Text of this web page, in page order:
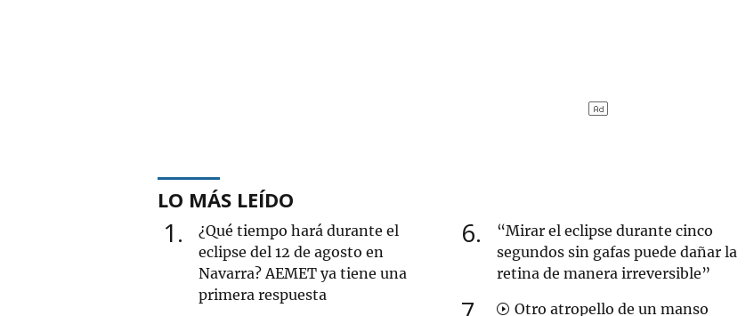
LO MÁS LEÍDO
1
¿Qué tiempo hará durante el
eclipse del 12 de agosto en
Navarra? AEMET ya tiene una
primera respuesta
6
“Mirar el eclipse durante cinco
segundos sin gafas puede dañar la
retina de manera irreversible”
Otro atropello de un manso